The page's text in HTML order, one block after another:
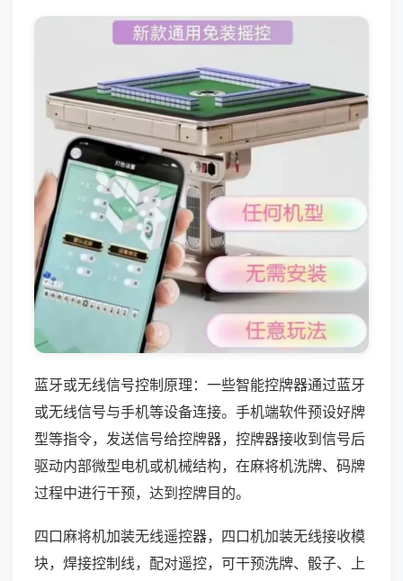
蓝牙或无线信号控制原理：一些智能控牌器通过蓝牙
或无线信号与手机等设备连接。手机端软件预设好牌
型等指令，发送信号给控牌器，控牌器接收到信号后
驱动内部微型电机或机械结构，在麻将机洗牌、码牌
过程中进行干预，达到控牌目的。
四口麻将机加装无线遥控器，四口机加装无线接收模
块，焊接控制线，配对遥控，可干预洗牌、骰子、上